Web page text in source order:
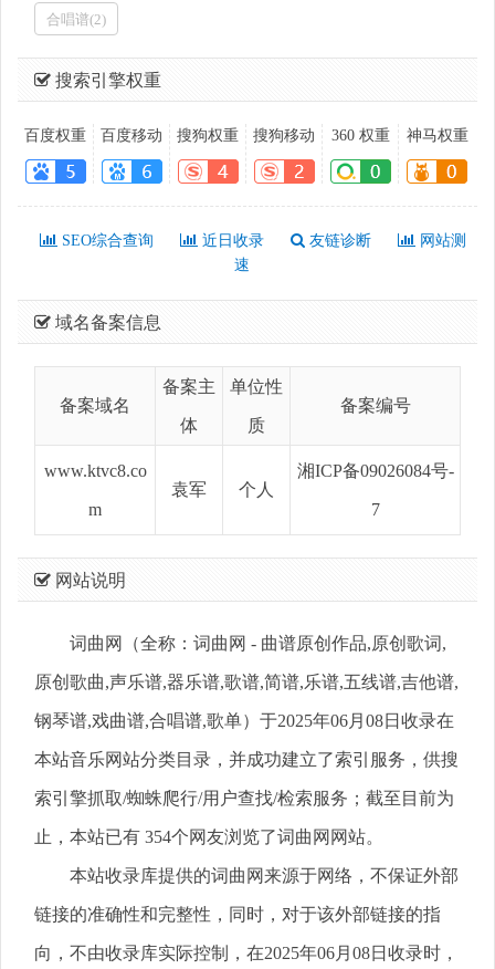
合唱谱(2)
搜索引擎权重
百度权重 百度移动 搜狗权重 搜狗移动 360 权重 神马权重
SEO综合查询 近日收录 友链诊断
网站测
速
域名备案信息
备案域名
备案主
体
单位性
质
备案编号
www.ktvc8.co
m
袁军 个人
湘ICP备09026084号-
7
网站说明
词曲网（全称：词曲网 - 曲谱原创作品,原创歌词,
原创歌曲,声乐谱,器乐谱,歌谱,简谱,乐谱,五线谱,吉他谱,
钢琴谱,戏曲谱,合唱谱,歌单）于2025年06月08日收录在
本站音乐网站分类目录，并成功建立了索引服务，供搜
索引擎抓取/蜘蛛爬行/用户查找/检索服务；截至目前为
止，本站已有 354个网友浏览了词曲网网站。
本站收录库提供的词曲网来源于网络，不保证外部
链接的准确性和完整性，同时，对于该外部链接的指
向，不由收录库实际控制，在2025年06月08日收录时，